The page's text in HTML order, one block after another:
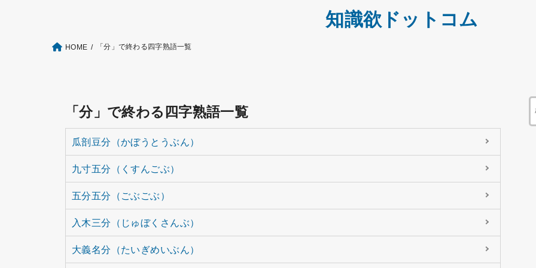
知識欲ドットコム
HOME 「分」で終わる四字熟語一覧
「分」で終わる四字熟語一覧
瓜剖豆分（かぼうとうぶん）
九寸五分（くすんごぶ）
五分五分（ごぶごぶ）
入木三分（じゅぼくさんぶ）
大義名分（たいぎめいぶん）